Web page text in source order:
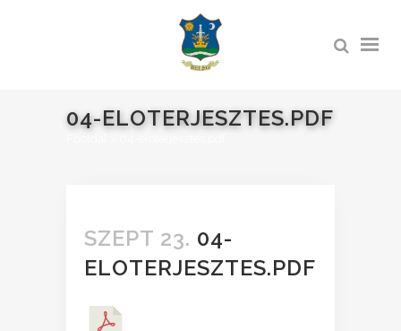
04-ELOTERJESZTES.PDF
SZEPT 23. 04-
ELOTERJESZTES.PDF